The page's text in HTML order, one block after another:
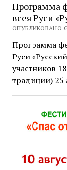
Программа
всея Руси
ОПУБЛИКОВАНО
Программа
Руси
участников
традиции) 25